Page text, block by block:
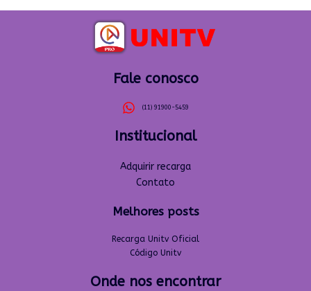
Fale conosco
(11) 91900-5459
Institucional
Adquirir recarga
Contato
Melhores posts
Recarga Unitv Oficial
Código Unitv
Onde nos encontrar